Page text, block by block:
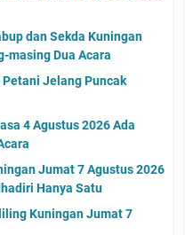
dan Sekda Kuningan
masing Dua Acara
Jelang Puncak
4 Agustus 2026 Ada
Jumat 7 Agustus 2026
Hanya Satu
Kuningan Jumat 7